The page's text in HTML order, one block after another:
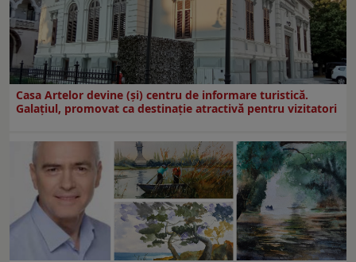
Casa Artelor devine (şi) centru de informare turistică.
Galaţiul, promovat ca destinaţie atractivă pentru vizitatori